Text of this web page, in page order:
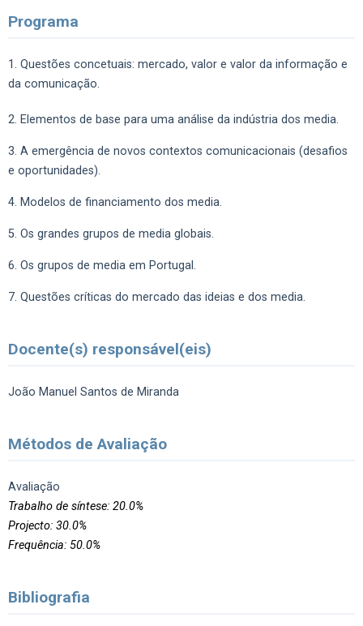
Programa
1. Questões concetuais: mercado, valor e valor da informação e
da comunicação.
2. Elementos de base para uma análise da indústria dos media.
3. A emergência de novos contextos comunicacionais (desafios
e oportunidades).
4. Modelos de financiamento dos media.
5. Os grandes grupos de media globais.
6. Os grupos de media em Portugal.
7. Questões críticas do mercado das ideias e dos media.
Docente(s) responsável(eis)
João Manuel Santos de Miranda
Métodos de Avaliação
Avaliação
Trabalho de síntese: 20.0%
Projecto: 30.0%
Frequência: 50.0%
Bibliografia